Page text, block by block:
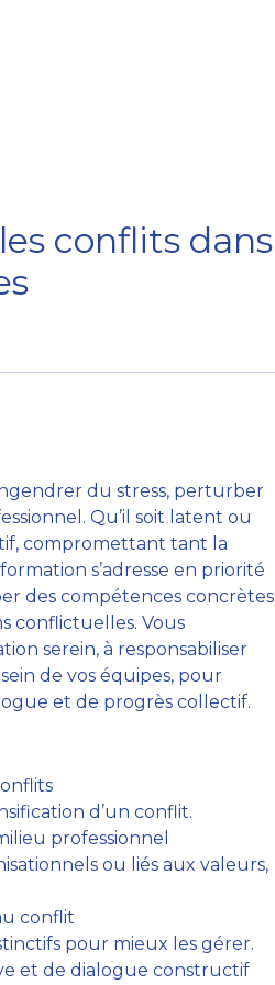
conflits dans
du stress, perturber
Qu’il soit latent ou
compromettant tant la
s’adresse en priorité
des compétences concrètes
conflictuelles. Vous
serein, à responsabiliser
de vos équipes, pour
et de progrès collectif.
d’un conflit.
professionnel
ou liés aux valeurs,
conflit
pour mieux les gérer.
et de dialogue constructif